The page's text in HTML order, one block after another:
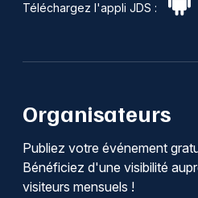
Téléchargez l'appli JDS :
Organisateurs
Publiez votre événement
Bénéficiez d'une visibilité
visiteurs mensuels !